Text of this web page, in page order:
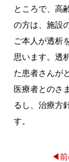
ところで、高
の方は、施設
ご本人が透析
思います。透
た患者さんが
医療者とのさ
るし、治療方
す。
◀前